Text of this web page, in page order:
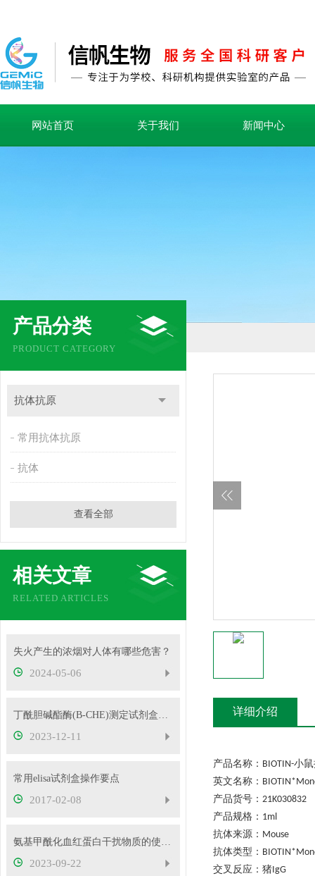
网站首页 关于我们 新闻中心
产品分类
PRODUCT CATEGORY
抗体抗原
常用抗体抗原
抗体
查看全部
相关文章
RELATED ARTICLES
失火产生的浓烟对人体有哪些危害？
2024-05-06
丁酰胆碱酯酶(B-CHE)测定试剂盒的操作过程
2023-12-11
常用elisa试剂盒操作要点
2017-02-08
氨基甲酰化血红蛋白干扰物质的使用介绍
2023-09-22
详细介绍
产品名称： BIOTIN-小
英文名称：
产品货号： 21K030832
产品规格： 1ml
抗体来源： Mouse
抗体类型：
交叉反应： 猪IgG